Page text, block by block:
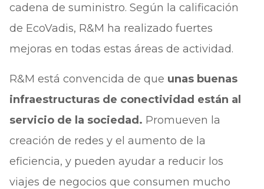
cadena de suministro. Según la calificación
de EcoVadis, R&M ha realizado fuertes
mejoras en todas estas áreas de actividad.
R&M está convencida de que unas buenas
infraestructuras de conectividad están al
servicio de la sociedad. Promueven la
creación de redes y el aumento de la
eficiencia, y pueden ayudar a reducir los
viajes de negocios que consumen mucho